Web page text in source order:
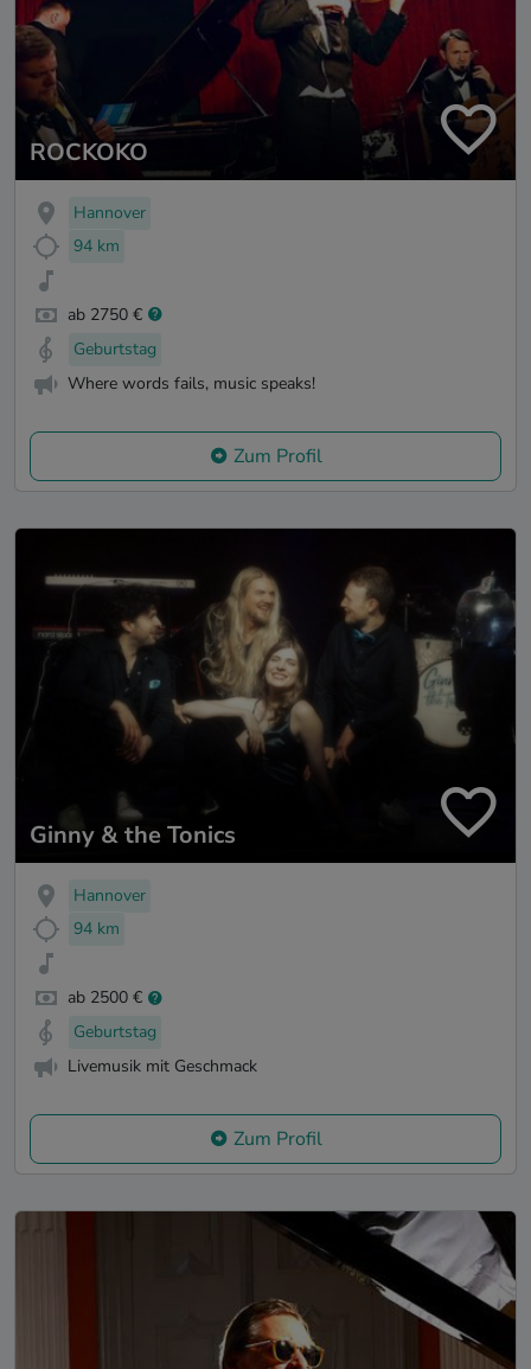
ROCKOKO
Hannover
94 km
ab 2750 €
Geburtstag
Where words fails, music speaks!
Zum Profil
Ginny & the Tonics
Hannover
94 km
ab 2500 €
Geburtstag
Livemusik mit Geschmack
Zum Profil